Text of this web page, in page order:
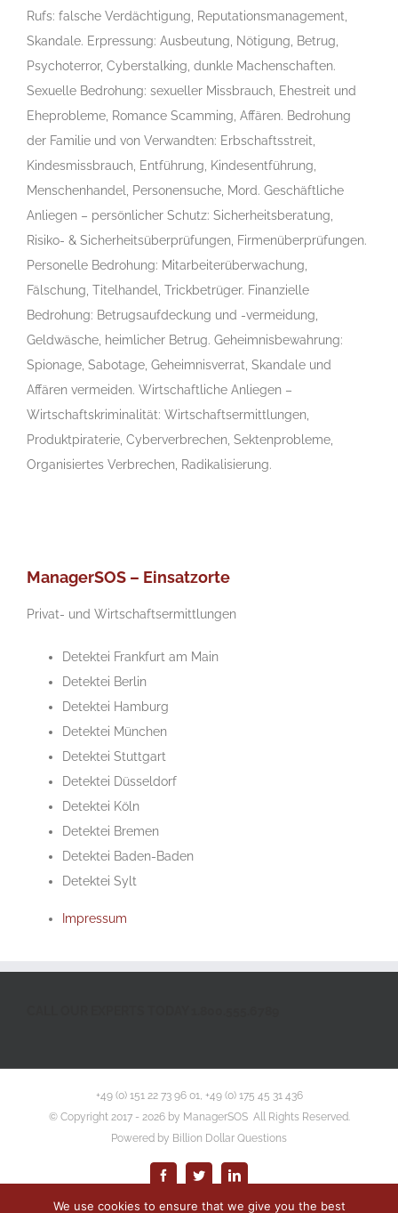
Rufs: falsche Verdächtigung, Reputationsmanagement,
Skandale. Erpressung: Ausbeutung, Nötigung, Betrug,
Psychoterror, Cyberstalking, dunkle Machenschaften.
Sexuelle Bedrohung: sexueller Missbrauch, Ehestreit und
Eheprobleme, Romance Scamming, Affären. Bedrohung
der Familie und von Verwandten: Erbschaftsstreit,
Kindesmissbrauch, Entführung, Kindesentführung,
Menschenhandel, Personensuche, Mord. Geschäftliche
Anliegen – persönlicher Schutz: Sicherheitsberatung,
Risiko- & Sicherheitsüberprüfungen, Firmenüberprüfungen.
Personelle Bedrohung: Mitarbeiterüberwachung,
Fälschung, Titelhandel, Trickbetrüger. Finanzielle
Bedrohung: Betrugsaufdeckung und -vermeidung,
Geldwäsche, heimlicher Betrug. Geheimnisbewahrung:
Spionage, Sabotage, Geheimnisverrat, Skandale und
Affären vermeiden. Wirtschaftliche Anliegen –
Wirtschaftskriminalität: Wirtschaftsermittlungen,
Produktpiraterie, Cyberverbrechen, Sektenprobleme,
Organisiertes Verbrechen, Radikalisierung.
ManagerSOS – Einsatzorte
Privat- und Wirtschaftsermittlungen
Detektei Frankfurt am Main
Detektei Berlin
Detektei Hamburg
Detektei München
Detektei Stuttgart
Detektei Düsseldorf
Detektei Köln
Detektei Bremen
Detektei Baden-Baden
Detektei Sylt
Impressum
+49 (0) 151 22 73 96 01, +49 (0) 175 45 31 436
© Copyright 2017 - 2026 by ManagerSOS All Rights Reserved.
Powered by Billion Dollar Questions
FacebookTwitterLinkedIn
We use cookies to ensure that we give you the best